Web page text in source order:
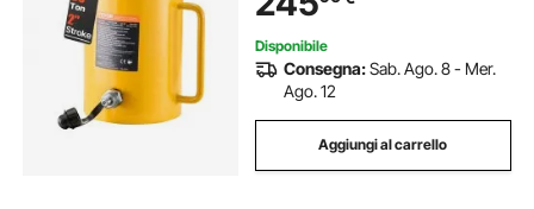
Disponibile
Consegna:Sab. Ago. 8 - Mer.
Ago. 12
Aggiungi al carrello